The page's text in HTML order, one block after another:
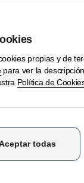
alta en el
con un espacio
alta en el
y 975, con un